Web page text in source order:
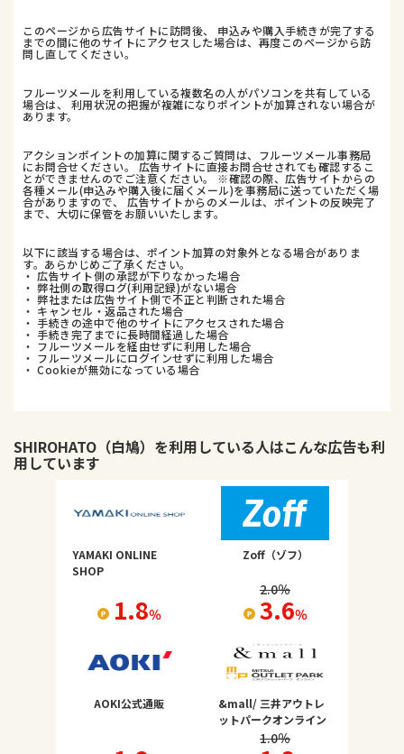
このページから広告サイトに訪問後、 申込みや購入手続きが完了する
までの間に他のサイトにアクセスした場合は、再度このページから訪
問し直してください。
フルーツメールを利用している複数名の人がパソコンを共有している
場合は、 利用状況の把握が複雑になりポイントが加算されない場合が
あります。
アクションポイントの加算に関するご質問は、フルーツメール事務局
にお問合せください。 広告サイトに直接お問合せされても確認するこ
とができませんのでご注意ください。 ※確認の際、広告サイトからの
各種メール(申込みや購入後に届くメール)を事務局に送っていただく場
合がありますので、 広告サイトからのメールは、ポイントの反映完了
まで、大切に保管をお願いいたします。
以下に該当する場合は、ポイント加算の対象外となる場合がありま
す。あらかじめご了承ください。
・ 広告サイト側の承認が下りなかった場合
・ 弊社側の取得ログ(利用記録)がない場合
・ 弊社または広告サイト側で不正と判断された場合
・ キャンセル・返品された場合
・ 手続きの途中で他のサイトにアクセスされた場合
・ 手続き完了までに長時間経過した場合
・ フルーツメールを経由せずに利用した場合
・ フルーツメールにログインせずに利用した場合
・ Cookieが無効になっている場合
SHIROHATO（白鳩） を利用している人はこんな広告も利
用しています
YAMAKI ONLINE
SHOP
1.8％
Zoff（ゾフ）
2.0％
3.6％
AOKI公式通販
&mall/ 三井アウトレ
ットパークオンライン
1.0％